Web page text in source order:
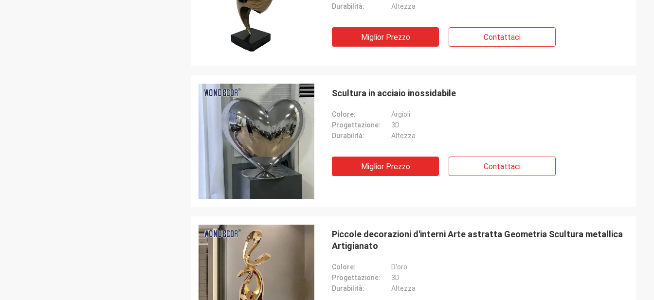
Durabilità:
Altezza
Miglior Prezzo Contattaci
Scultura in acciaio inossidabile
Colore:
Argioli
Progettazione:
3D
Durabilità:
Altezza
Miglior Prezzo Contattaci
Piccole decorazioni d'interni Arte astratta Geometria Scultura metallica
Artigianato
Colore:
D'oro
Progettazione:
3D
Durabilità:
Altezza